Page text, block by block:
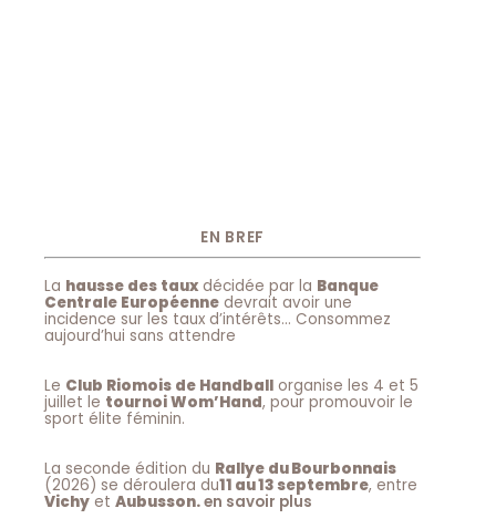
EN BREF
La hausse des taux décidée par la Banque
Centrale Européenne devrait avoir une
incidence sur les taux d’intérêts… Consommez
aujourd’hui sans attendre
Le Club Riomois de Handball organise les 4 et 5
juillet le tournoi Wom’Hand, pour promouvoir le
sport élite féminin.
La seconde édition du Rallye du Bourbonnais
(2026) se déroulera du11 au 13 septembre, entre
Vichy et Aubusson.en savoir plus